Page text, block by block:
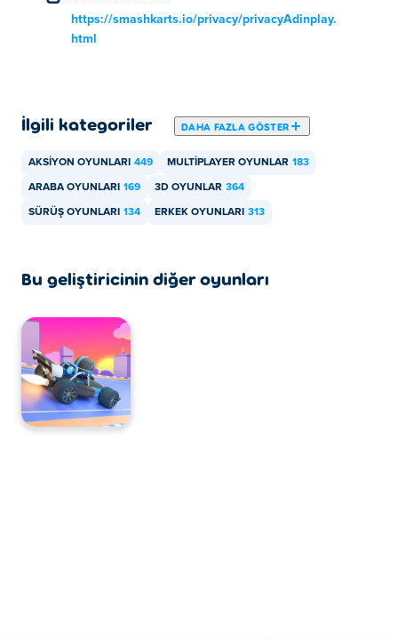
https://smashkarts.io/privacy/privacyAdinplay.
html
İlgili kategoriler DAHA FAZLA GÖSTER
AKSIYON OYUNLARI 449 MULTIPLAYER OYUNLAR 183
ARABA OYUNLARI 169 3D OYUNLAR 364
SÜRÜŞ OYUNLARI 134 ERKEK OYUNLARI 313
Bu geliştiricinin diğer oyunları